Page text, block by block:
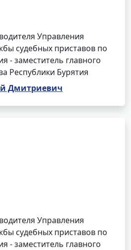
Управления
судебных приставов по
- заместитель главного
Республики Бурятия
Дмитриевич
Управления
судебных приставов по
- заместитель главного